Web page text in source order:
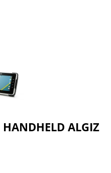
HANDHELD ALGIZ